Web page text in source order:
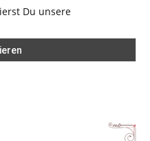
Du unsere